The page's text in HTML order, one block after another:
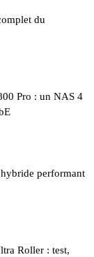
du
Pro : un NAS 4
performant
Roller : test,